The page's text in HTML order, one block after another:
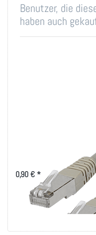
Benutzer, die
haben auch
0,90 € *